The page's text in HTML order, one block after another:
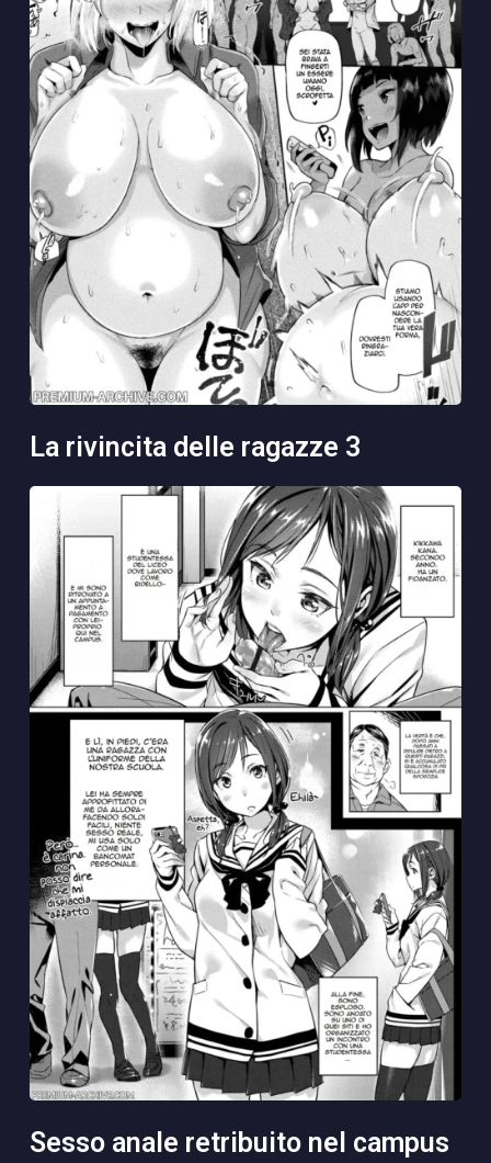
la rivincita delle ragazze 3
sesso anale retribuito nel campus